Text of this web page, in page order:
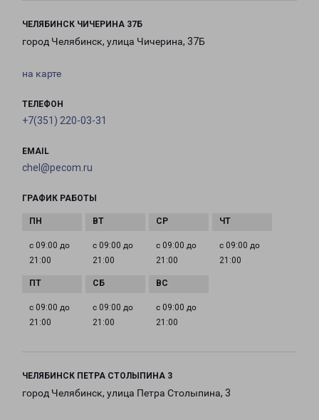
ЧЕЛЯБИНСК ЧИЧЕРИНА 37Б
город Челябинск, улица Чичерина, 37Б
на карте
ТЕЛЕФОН
+7(351) 220-03-31
EMAIL
chel@pecom.ru
ГРАФИК РАБОТЫ
с 09:00 до
21:00
с 09:00 до
21:00
с 09:00 до
21:00
с 09:00 до
21:00
с 09:00 до
21:00
с 09:00 до
21:00
с 09:00 до
21:00
ЧЕЛЯБИНСК ПЕТРА СТОЛЫПИНА 3
город Челябинск, улица Петра Столыпина, 3